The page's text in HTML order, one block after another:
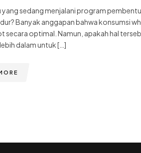
yang sedang menjalani program
Banyak anggapan bahwa konsumsi
secara optimal. Namun, apakah hal
dalam untuk […]